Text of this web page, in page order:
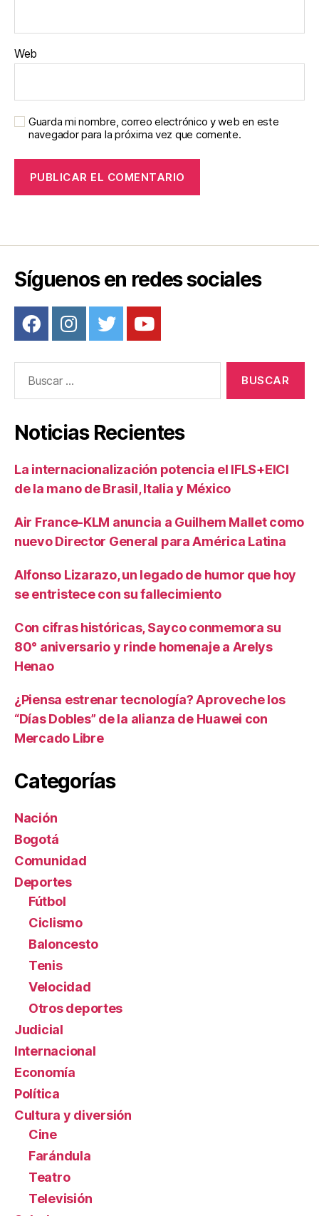
Web
Guarda mi nombre, correo electrónico y web en este
navegador para la próxima vez que comente.
Síguenos en redes sociales
Noticias Recientes
La internacionalización potencia el IFLS+EICI
de la mano de Brasil, Italia y México
Air France-KLM anuncia a Guilhem Mallet como
nuevo Director General para América Latina
Alfonso Lizarazo, un legado de humor que hoy
se entristece con su fallecimiento
Con cifras históricas, Sayco conmemora su
80° aniversario y rinde homenaje a Arelys
Henao
¿Piensa estrenar tecnología? Aproveche los
“Días Dobles” de la alianza de Huawei con
Mercado Libre
Categorías
Nación
Bogotá
Comunidad
Deportes
Fútbol
Ciclismo
Baloncesto
Tenis
Velocidad
Otros deportes
Judicial
Internacional
Economía
Política
Cultura y diversión
Cine
Farándula
Teatro
Televisión